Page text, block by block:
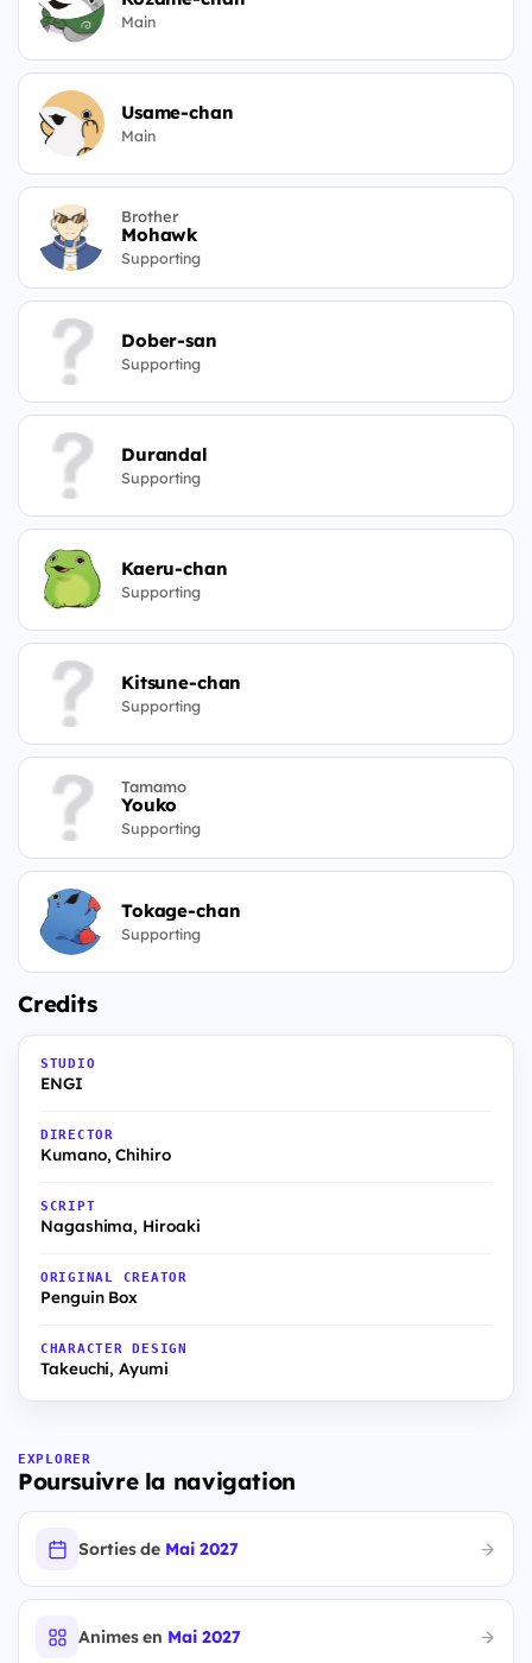
Main
Usame-chan
Main
Brother
Mohawk
Supporting
Dober-san
Supporting
Durandal
Supporting
Kaeru-chan
Supporting
Kitsune-chan
Supporting
Tamamo
Youko
Supporting
Tokage-chan
Supporting
Credits
STUDIO
ENGI
DIRECTOR
Kumano, Chihiro
SCRIPT
Nagashima, Hiroaki
ORIGINAL CREATOR
Penguin Box
CHARACTER DESIGN
Takeuchi, Ayumi
EXPLORER
Poursuivre la navigation
Sorties de Mai 2027
Animes en Mai 2027